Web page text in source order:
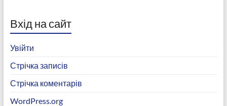
Вхід на сайт
Увійти
Стрічка записів
Стрічка коментарів
WordPress.org